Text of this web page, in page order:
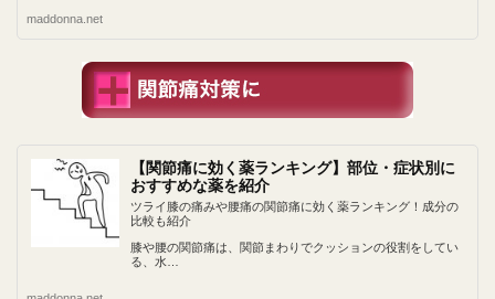
maddonna.net
【関節痛に効く薬ランキング】部位・症状別に
おすすめな薬を紹介
ツライ膝の痛みや腰痛の関節痛に効く薬ランキング！成分の
比較も紹介
膝や腰の関節痛は、関節まわりでクッションの役割をしてい
る、水…